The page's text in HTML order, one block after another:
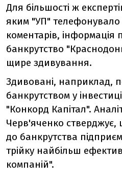
Для більшості ж
яким "УП"
коментарів, інформація
банкрутство
щире здивування.
Здивовані, наприклад,
банкрутством у
"Конкорд Капітал".
Черв'яченко стверджує,
до банкрутства
трійку найбільш
компаній".